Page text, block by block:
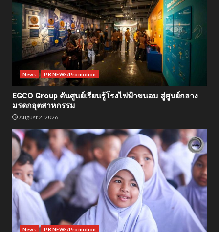
News PR NEWS/Promotion
EGCO Group ดันศูนย์เรียนรู้โรงไฟฟ้าขนอม สู่ศูนย์กลาง
มรดกอุตสาหกรรม
August 2, 2026
News PR NEWS/Promotion